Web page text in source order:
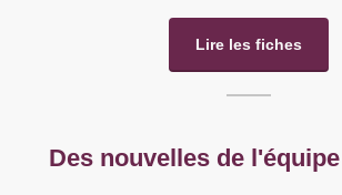
Lire les fiches
Des nouvelles de l'équipe